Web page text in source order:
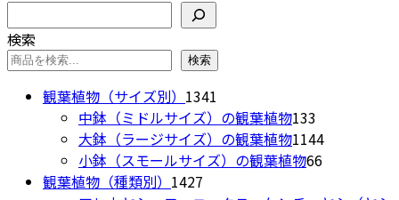
商
品
ペ
ー
ジ
か
ら
バ
リ
エ
ー
シ
ョ
ン
が
で
し
た。
¥29,800
で
す。
検索
検索
観葉植物（サイズ別） 1341
個
の
商
中鉢（ミドルサイズ）の観葉植物133
個
の
大鉢（ラージサイズ）の観葉植物11441144
小鉢（スモールサイズ）の観葉植物6666
観葉植物（種類別） 1427